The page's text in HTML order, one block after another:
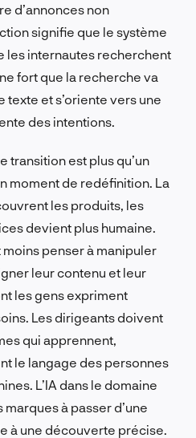
d’annonces non
signifie que le système
les internautes recherchent
fort que la recherche va
et s’oriente vers une
des intentions.
transition est plus qu’un
moment de redéfinition. La
les produits, les
devient plus humaine.
penser à manipuler
leur contenu et leur
les gens expriment
Les dirigeants doivent
qui apprennent,
le langage des personnes
L’IA dans le domaine
à passer d’une
à une découverte précise.